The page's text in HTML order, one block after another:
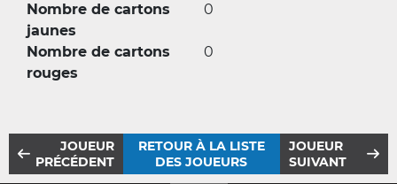
Nombre de cartons
jaunes
0
Nombre de cartons
rouges
0
JOUEUR
PRÉCÉDENT
RETOUR À LA LISTE
DES JOUEURS
JOUEUR
SUIVANT